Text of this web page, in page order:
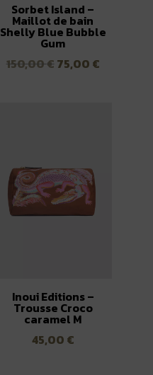
Sorbet Island –
Maillot de bain
Shelly Blue Bubble
Gum
150,00€ Le
75,00 €Le
Inoui Editions –
Trousse Croco
caramel M
45,00 €